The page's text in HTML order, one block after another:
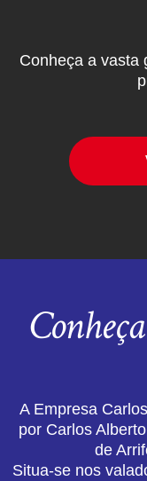
Conheça a vasta
A Empresa
por Carlos
de
Situa-se nos